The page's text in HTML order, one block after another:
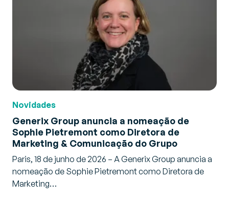
Novidades
Generix Group anuncia a nomeação de
Sophie Pietremont como Diretora de
Marketing & Comunicação do Grupo
Paris, 18 de junho de 2026 – A Generix Group anuncia a
nomeação de Sophie Pietremont como Diretora de
Marketing…